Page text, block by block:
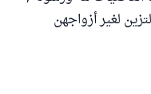
لغير أزواجهن